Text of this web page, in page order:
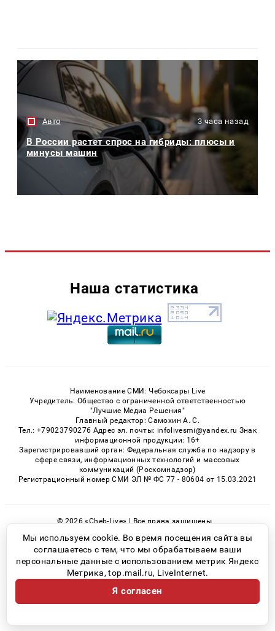
Авто 3 часа назад
В России растет спрос на гибриды: плюсы и
минусы машин
Наша статистика
Наименование СМИ: Чебоксары Live
Учредитель: Общество с ограниченной ответственностью
"Лучшие Медиа Решения"
Главный редактор: Самохин А. С.
Тел.: +79023790276 Адрес эл. почты: infolivesmi@yandex.ru Знак
информационной продукции: 16+
Зарегистрировавший орган: Федеральная служба по надзору в
сфере связи, информационных технологий и массовых
коммуникаций (Роскомнадзор)
Регистрационный номер СМИ ЭЛ № ФС 77 - 80604 от 15.03.2021
© 2026 «Cheb-Live» | Все права защищены
Возрастная категория сайта 16+
Политика конфиденциальности
Мы используем cookie. Во время посещения сайта вы
соглашаетесь с тем, что мы обрабатываем ваши
персональные данные с использованием метрик Яндекс
Метрика, top.mail.ru, LiveInternet.
Я согласен